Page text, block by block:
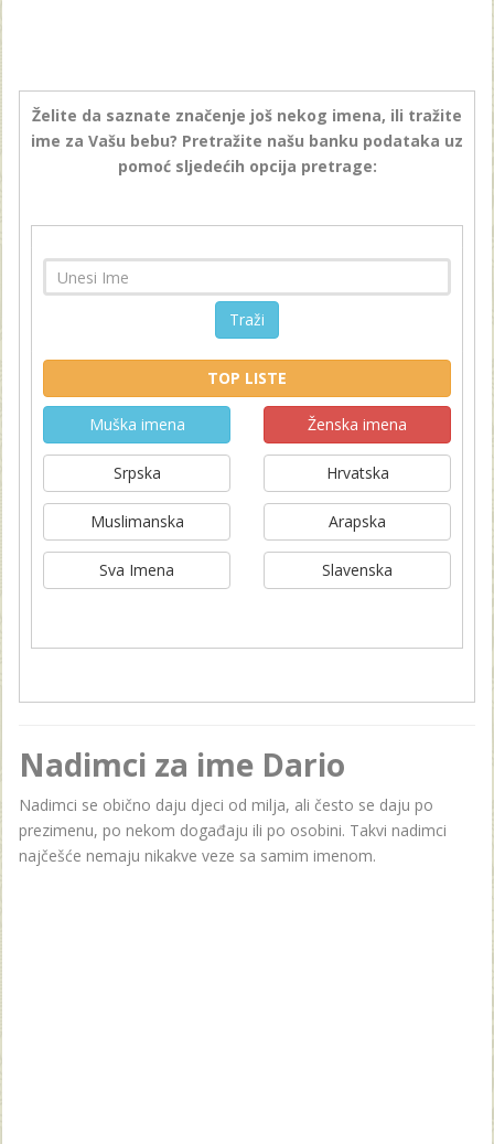
Želite da saznate značenje još nekog imena, ili tražite
ime za Vašu bebu? Pretražite našu banku podataka uz
pomoć sljedećih opcija pretrage:
Traži
TOP LISTE
Muška imena Ženska imena
Srpska Hrvatska
Muslimanska Arapska
Sva Imena Slavenska
Nadimci za ime Dario
Nadimci se obično daju djeci od milja, ali često se daju po
prezimenu, po nekom događaju ili po osobini. Takvi nadimci
najčešće nemaju nikakve veze sa samim imenom.